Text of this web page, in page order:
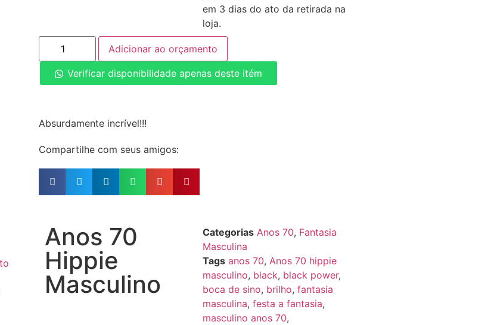
em 3 dias do ato da retirada na
loja.
Adicionar ao orçamento
Verificar disponibilidade apenas deste itém
Absurdamente incrível!!!
Compartilhe com seus amigos:
Anos 70
Hippie
Masculino
Categorias Anos 70, Fantasia
Masculina
Tags anos 70, Anos 70 hippie
masculino, black, black power,
boca de sino, brilho, fantasia
masculina, festa a fantasia,
masculino anos 70,